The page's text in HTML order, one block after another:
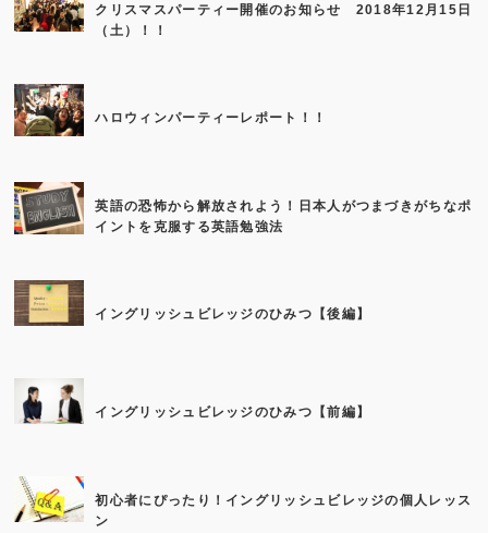
クリスマスパーティー開催のお知らせ 2018年12月15日
（土）！！
ハロウィンパーティーレポート！！
英語の恐怖から解放されよう！日本人がつまづきがちなポ
イントを克服する英語勉強法
イングリッシュビレッジのひみつ【後編】
イングリッシュビレッジのひみつ【前編】
初心者にぴったり！イングリッシュビレッジの個人レッス
ン